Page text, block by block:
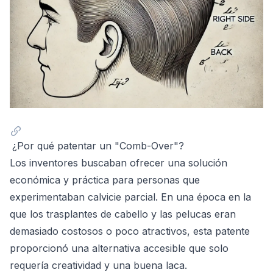
¿Por qué patentar un "Comb-Over"?
Los inventores buscaban ofrecer una solución
económica y práctica para personas que
experimentaban calvicie parcial. En una época en la
que los trasplantes de cabello y las pelucas eran
demasiado costosos o poco atractivos, esta patente
proporcionó una alternativa accesible que solo
requería creatividad y una buena laca.